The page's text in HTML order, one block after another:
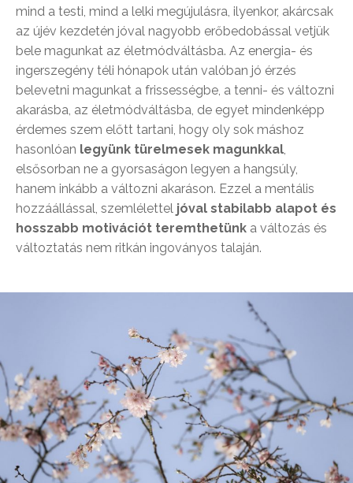
mind a testi, mind a lelki megújulásra, ilyenkor, akárcsak
az újév kezdetén jóval nagyobb erőbedobással vetjük
bele magunkat az életmódváltásba. Az energia- és
ingerszegény téli hónapok után valóban jó érzés
belevetni magunkat a frissességbe, a tenni- és változni
akarásba, az életmódváltásba, de egyet mindenképp
érdemes szem előtt tartani, hogy oly sok máshoz
hasonlóan legyünk türelmesek magunkkal
elsősorban ne a gyorsaságon legyen a hangsúly,
hanem inkább a változni akaráson. Ezzel a mentális
hozzáállással, szemlélettel jóval stabilabb alapot és
hosszabb motivációt teremthetünk a változás és
változtatás nem ritkán ingoványos talaján.